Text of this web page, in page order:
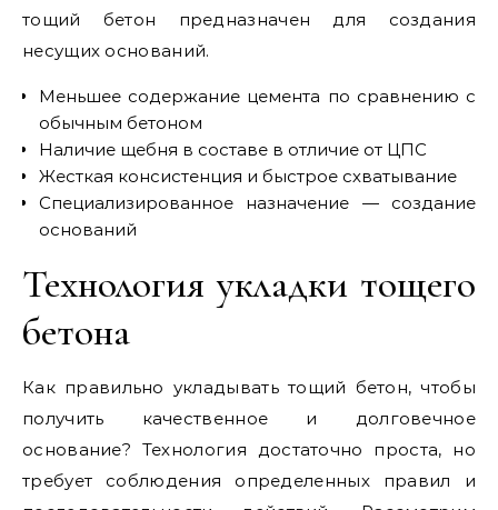
тощий бетон предназначен для создания
несущих оснований.
Меньшее содержание цемента по сравнению с
обычным бетоном
Наличие щебня в составе в отличие от ЦПС
Жесткая консистенция и быстрое схватывание
Специализированное назначение — создание
оснований
Технология укладки тощего
бетона
Как правильно укладывать тощий бетон, чтобы
получить качественное и долговечное
основание? Технология достаточно проста, но
требует соблюдения определенных правил и